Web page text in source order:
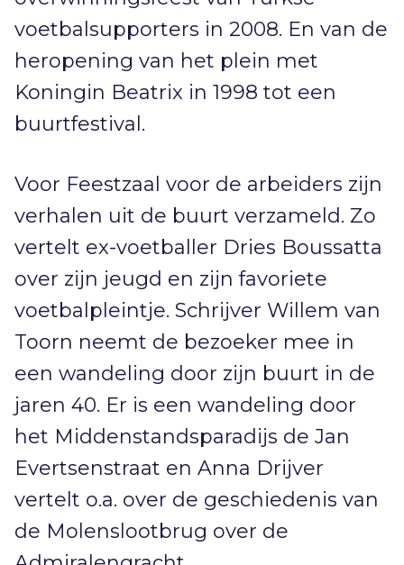
voetbalsupporters in 2008. En van de
heropening van het plein met
Koningin Beatrix in 1998 tot een
buurtfestival.
Voor Feestzaal voor de arbeiders zijn
verhalen uit de buurt verzameld. Zo
vertelt ex-voetballer Dries Boussatta
over zijn jeugd en zijn favoriete
voetbalpleintje. Schrijver Willem van
Toorn neemt de bezoeker mee in
een wandeling door zijn buurt in de
jaren 40. Er is een wandeling door
het Middenstandsparadijs de Jan
Evertsenstraat en Anna Drijver
vertelt o.a. over de geschiedenis van
de Molenslootbrug over de